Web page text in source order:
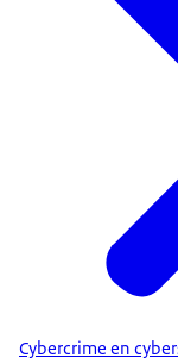
Cybercrime en